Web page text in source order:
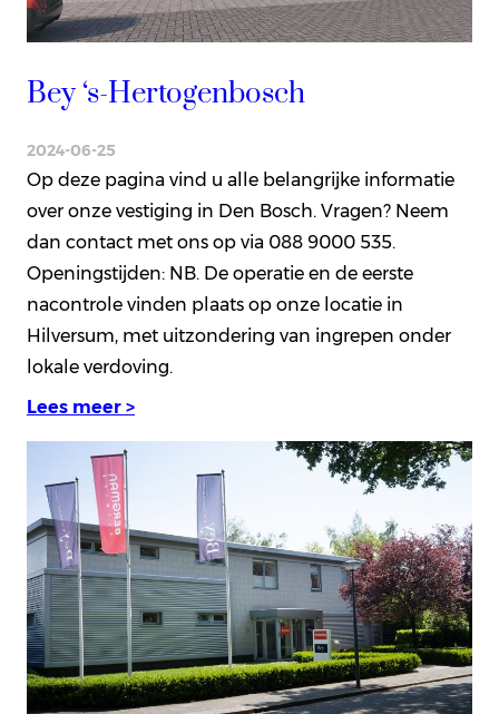
Bey ‘s-Hertogenbosch
2024-06-25
Op deze pagina vind u alle belangrijke informatie
over onze vestiging in Den Bosch. Vragen? Neem
dan contact met ons op via 088 9000 535.
Openingstijden: NB. De operatie en de eerste
nacontrole vinden plaats op onze locatie in
Hilversum, met uitzondering van ingrepen onder
lokale verdoving.
Lees meer >